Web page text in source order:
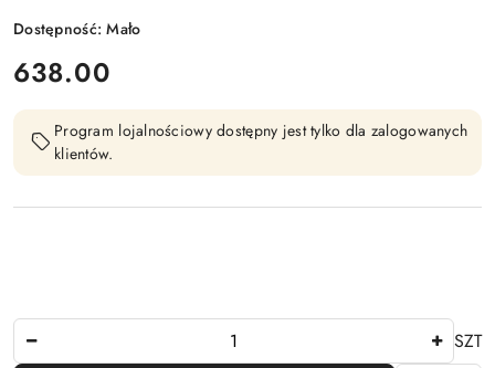
Dostępność:Mało
cena:
638.00
Program lojalnościowy dostępny jest tylko dla zalogowanych
klientów.
SZT